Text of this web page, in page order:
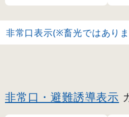
非常口表示(※畜光ではあり
非常口・避難誘導表示